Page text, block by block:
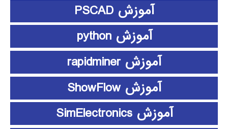
آموزش PSCAD
آموزش python
آموزش rapidminer
آموزش ShowFlow
آموزش SimElectronics